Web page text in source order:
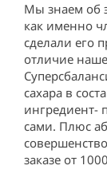
Мы знаем об
как именно
сделали его
отличие
сахара в
ингредиент-
сами. Плюс
заказе от